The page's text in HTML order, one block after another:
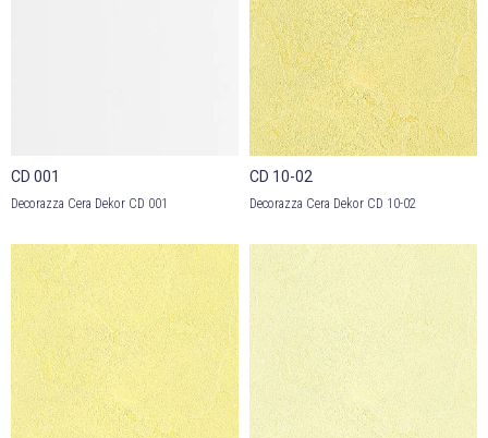
CD 001
Decorazza Cera Dekor CD 001
CD 10-02
Decorazza Cera Dekor CD 10-02